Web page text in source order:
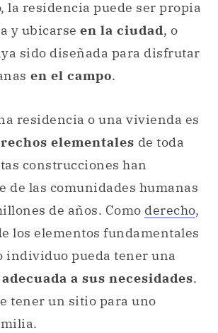
la residencia puede ser propia
y ubicarse en la ciudad, o
sido diseñada para disfrutar
en el campo.
residencia o una vivienda es
elementales de toda
construcciones han
de las comunidades humanas
de años. Como derecho,
los elementos fundamentales
individuo pueda tener una
a sus necesidades.
tener un sitio para uno